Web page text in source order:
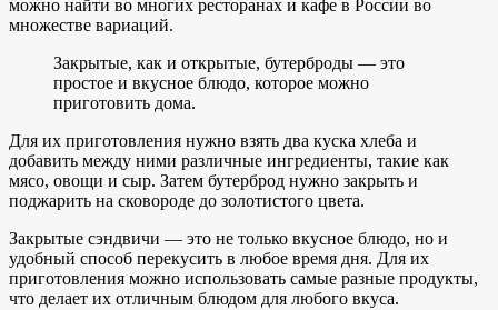
можно найти во многих ресторанах и кафе в России во
множестве вариаций.
Закрытые, как и открытые, бутерброды — это
простое и вкусное блюдо, которое можно
приготовить дома.
Для их приготовления нужно взять два куска хлеба и
добавить между ними различные ингредиенты, такие как
мясо, овощи и сыр. Затем бутерброд нужно закрыть и
поджарить на сковороде до золотистого цвета.
Закрытые сэндвичи — это не только вкусное блюдо, но и
удобный способ перекусить в любое время дня. Для их
приготовления можно использовать самые разные продукты,
что делает их отличным блюдом для любого вкуса.